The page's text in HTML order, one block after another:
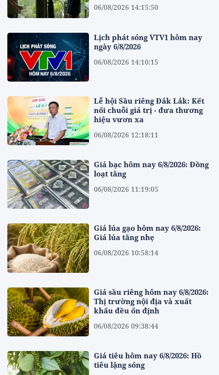
06/08/2026 14:15:50
Lịch phát sóng VTV1 hôm nay
ngày 6/8/2026
06/08/2026 14:10:15
Lễ hội Sầu riêng Đắk Lắk: Kết
nối chuỗi giá trị - đưa thương
hiệu vươn xa
06/08/2026 12:18:11
Giá bạc hôm nay 6/8/2026: Đồng
loạt tăng
06/08/2026 11:19:05
Giá lúa gạo hôm nay 6/8/2026:
Giá lúa tăng nhẹ
06/08/2026 10:58:14
Giá sầu riêng hôm nay 6/8/2026:
Thị trường nội địa và xuất
khẩu đều ổn định
06/08/2026 09:38:44
Giá tiêu hôm nay 6/8/2026: Hồ
tiêu lặng sóng